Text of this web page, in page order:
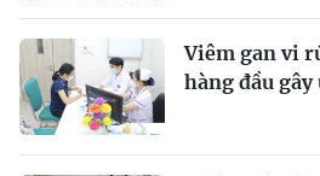
Viêm gan vi
hàng đầu